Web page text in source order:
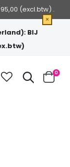
(excl.btw) .
×
BIJ
Zoek
Cart
0